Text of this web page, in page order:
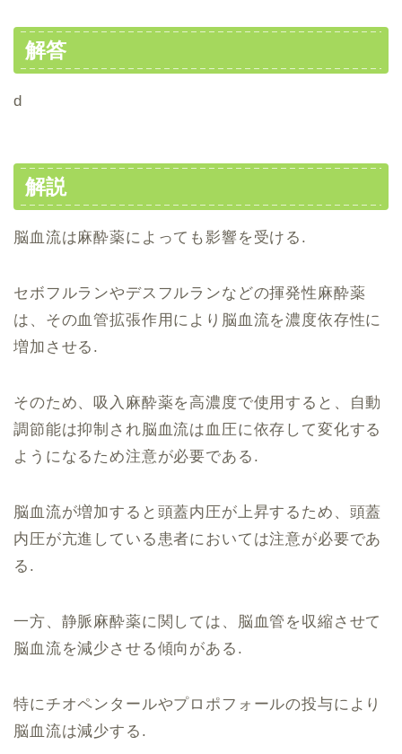
解答
d
解説
脳血流は麻酔薬によっても影響を受ける.
セボフルランやデスフルランなどの揮発性麻酔薬
は、その血管拡張作用により脳血流を濃度依存性に
増加させる.
そのため、吸入麻酔薬を高濃度で使用すると、自動
調節能は抑制され脳血流は血圧に依存して変化する
ようになるため注意が必要である.
脳血流が増加すると頭蓋内圧が上昇するため、頭蓋
内圧が亢進している患者においては注意が必要であ
る.
一方、静脈麻酔薬に関しては、脳血管を収縮させて
脳血流を減少させる傾向がある.
特にチオペンタールやプロポフォールの投与により
脳血流は減少する.